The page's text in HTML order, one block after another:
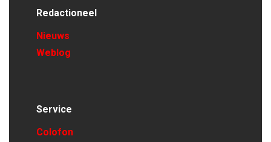
Redactioneel
Nieuws
Weblog
Service
Colofon